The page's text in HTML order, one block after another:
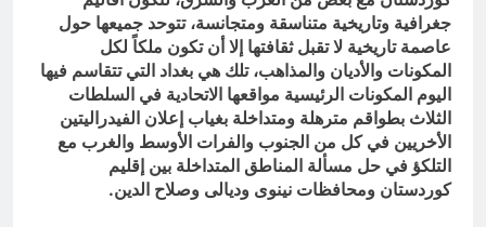
جغرافية وتاريخية متناسقة ومتجانسة، تتوحد جميعها حول
عاصمة تاريخية لا تقبل ثقافتها إلا أن تكون ملكاً لكل
المكونات والأديان والمذاهب، تلك هي بغداد التي تتقاسم فيها
اليوم المكونات الرئيسية مواقعها الاتحادية في السلطات
الثلاث بطواقم مترهلة ومتداخلة بغياب إعلان الفيدراليتين
الأخريين في كل من الجنوب والفرات الأوسط والغرب مع
التلكؤ في حل مسألة المناطق المتداخلة بين إقليم
كوردستان ومحافظات نينوى وديالى وصلاح الدين.